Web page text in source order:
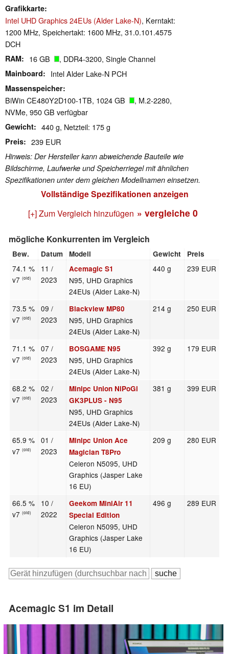
Grafikkarte
Intel UHD Graphics 24EUs (Alder Lake-N), Kerntakt:
1200 MHz, Speichertakt: 1600 MHz, 31.0.101.4575
DCH
RAM 16 GB , DDR4-3200, Single Channel
Mainboard Intel Alder Lake-N PCH
Massenspeicher
BiWin CE480Y2D100-1TB, 1024 GB
, M.2-2280,
NVMe, 950 GB verfügbar
Gewicht 440 g, Netzteil: 175 g
Preis 239 EUR
Hinweis: Der Hersteller kann abweichende Bauteile wie
Bildschirme, Laufwerke und Speicherriegel mit ähnlichen
Spezifikationen unter dem gleichen Modellnamen einsetzen.
Vollständige Spezifikationen anzeigen
[+] Zum Vergleich hinzufügen » vergleiche 0
mögliche Konkurrenten im Vergleich
Bew. Datum Modell Gewicht Preis
74.1 %
v7(old)
11 /
2023
Acemagic S1
N95, UHD Graphics
24EUs (Alder Lake-N)
440 g 239 EUR
73.5 %
v7(old)
09 /
2023
Blackview MP80
N95, UHD Graphics
24EUs (Alder Lake-N)
214 g 250 EUR
71.1 %
v7(old)
07 /
2023
BOSGAME N95
N95, UHD Graphics
24EUs (Alder Lake-N)
392 g 179 EUR
68.2 %
v7(old)
02 /
2023
Minipc Union NiPoGi
GK3PLUS - N95
N95, UHD Graphics
24EUs (Alder Lake-N)
381 g 399 EUR
65.9 %
v7(old)
01 /
2023
Minipc Union Ace
Magician T8Pro
Celeron N5095, UHD
Graphics (Jasper Lake
16 EU)
209 g 280 EUR
66.5 %
v7(old)
10 /
2022
Geekom MiniAir 11
Special Edition
Celeron N5095, UHD
Graphics (Jasper Lake
16 EU)
496 g 289 EUR
Acemagic S1 im Detail